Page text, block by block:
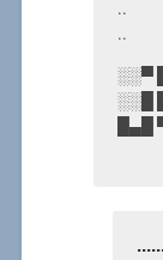
..
..
░░▀
░░█